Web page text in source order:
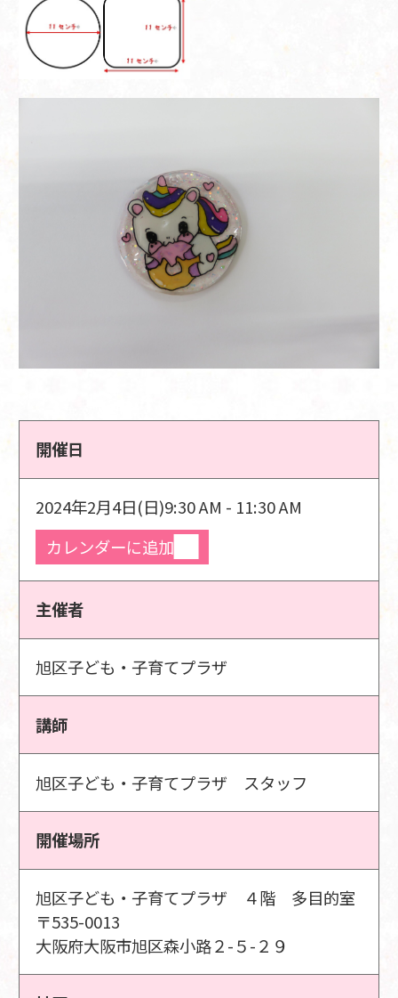
開催日
2024年2月4日(日)9:30 AM - 11:30 AM
カレンダーに追加
主催者
旭区子ども・子育てプラザ
講師
旭区子ども・子育てプラザ スタッフ
開催場所
旭区子ども・子育てプラザ ４階 多目的室
〒535-0013
大阪府大阪市旭区森小路２-５-２９